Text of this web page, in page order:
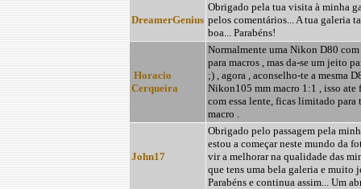
DreamerGenius
Obrigado pela tua visita à minha
pelos comentários... A tua galeria
boa... Parabéns!
Horacio
Cerqueira
Normalmente uma Nikon D80 com
para macros , mas da-se um jeito
;) , agora , aconselho-te a mesma
Nikon105 mm macro 1:1 , isso ate
com essa lente, ficas limitado para
macro .
John17
Obrigado pelo passagem pela
estou a começar neste mundo da
vir a melhorar na qualidade das
que tens uma bela galeria e muito
Parabéns e continua assim... Um